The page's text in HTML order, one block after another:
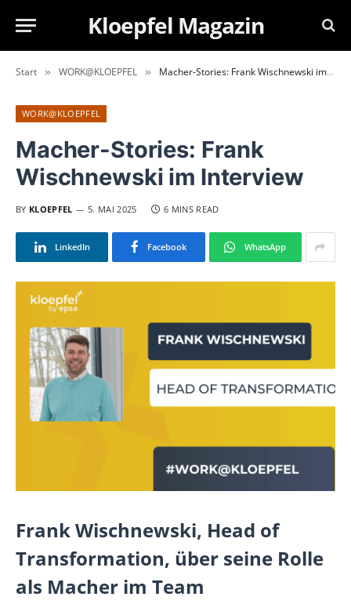
Kloepfel Magazin
Start » WORK@KLOEPFEL » Macher-Stories: Frank Wischnewski im Interview
WORK@KLOEPFEL
Macher-Stories: Frank
Wischnewski im Interview
BY KLOEPFEL 5. MAI 2025 6 MINS READ
LinkedIn Facebook WhatsApp
Frank Wischnewski, Head of
Transformation, über seine Rolle
als Macher im Team